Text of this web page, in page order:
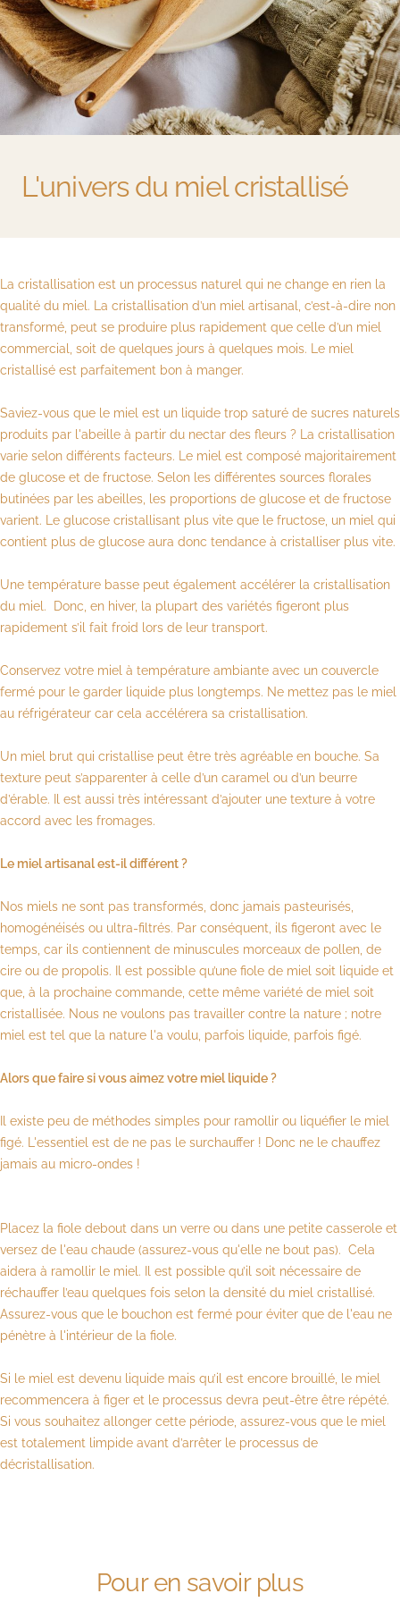
L'univers du miel cristallisé
La cristallisation est un processus naturel qui ne change en rien la
qualité du miel. La cristallisation d’un miel artisanal, c’est-à-dire non
transformé, peut se produire plus rapidement que celle d’un miel
commercial, soit de quelques jours à quelques mois. Le miel
cristallisé est parfaitement bon à manger.
Saviez-vous que le miel est un liquide trop saturé de sucres naturels
produits par l'abeille à partir du nectar des fleurs ? La cristallisation
varie selon différents facteurs. Le miel est composé majoritairement
de glucose et de fructose. Selon les différentes sources florales
butinées par les abeilles, les proportions de glucose et de fructose
varient. Le glucose cristallisant plus vite que le fructose, un miel qui
contient plus de glucose aura donc tendance à cristalliser plus vite.
Une température basse peut également accélérer la cristallisation
du miel. Donc, en hiver, la plupart des variétés figeront plus
rapidement s’il fait froid lors de leur transport.
Conservez votre miel à température ambiante avec un couvercle
fermé pour le garder liquide plus longtemps. Ne mettez pas le miel
au réfrigérateur car cela accélérera sa cristallisation.
Un miel brut qui cristallise peut être très agréable en bouche. Sa
texture peut s’apparenter à celle d’un caramel ou d’un beurre
d’érable. Il est aussi très intéressant d’ajouter une texture à votre
accord avec les fromages.
Le miel artisanal est-il différent ?
Nos miels ne sont pas transformés, donc jamais pasteurisés,
homogénéisés ou ultra-filtrés. Par conséquent, ils figeront avec le
temps, car ils contiennent de minuscules morceaux de pollen, de
cire ou de propolis. Il est possible qu’une fiole de miel soit liquide et
que, à la prochaine commande, cette même variété de miel soit
cristallisée. Nous ne voulons pas travailler contre la nature ; notre
miel est tel que la nature l'a voulu, parfois liquide, parfois figé.
Alors que faire si vous aimez votre miel liquide ?
Il existe peu de méthodes simples pour ramollir ou liquéfier le miel
figé. L'essentiel est de ne pas le surchauffer ! Donc ne le chauffez
jamais au micro-ondes !
Placez la fiole debout dans un verre ou dans une petite casserole et
versez de l'eau chaude (assurez-vous qu'elle ne bout pas). Cela
aidera à ramollir le miel. Il est possible qu’il soit nécessaire de
réchauffer l’eau quelques fois selon la densité du miel cristallisé.
Assurez-vous que le bouchon est fermé pour éviter que de l'eau ne
pénètre à l'intérieur de la fiole.
Si le miel est devenu liquide mais qu’il est encore brouillé, le miel
recommencera à figer et le processus devra peut-être être répété.
Si vous souhaitez allonger cette période, assurez-vous que le miel
est totalement limpide avant d’arrêter le processus de
décristallisation.
Pour en savoir plus